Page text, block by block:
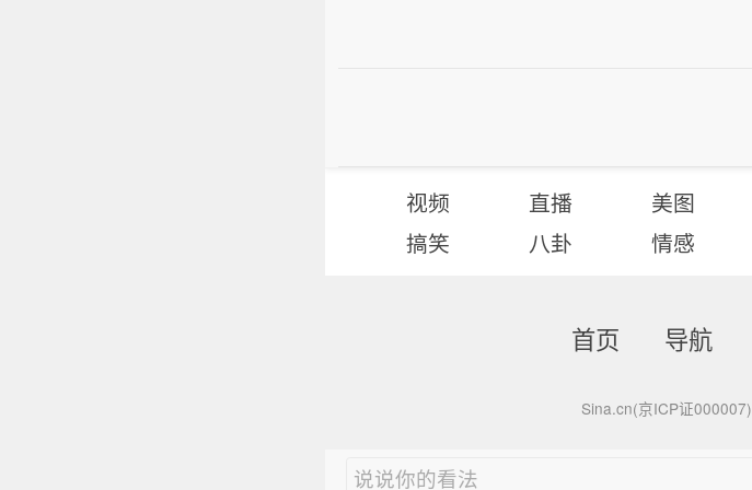
视频 直播 美图
搞笑
八卦 情感
首页 导航
Sina.cn(京ICP证000007)
说说你的看法